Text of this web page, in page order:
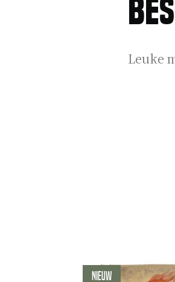
Leuke
Nieuw